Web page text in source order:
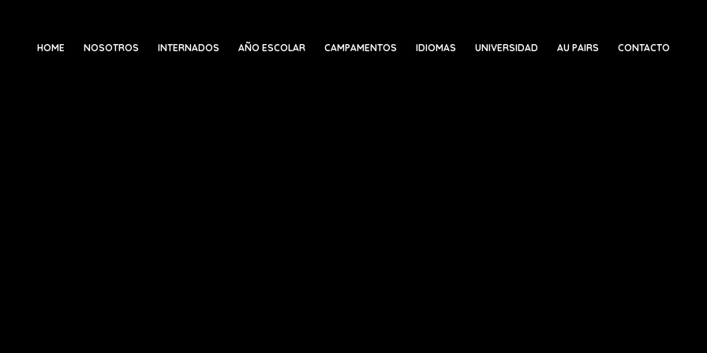
HOME NOSOTROS INTERNADOS AÑO ESCOLAR CAMPAMENTOS IDIOMAS UNIVERSIDAD AU PAIRS CONTACTO